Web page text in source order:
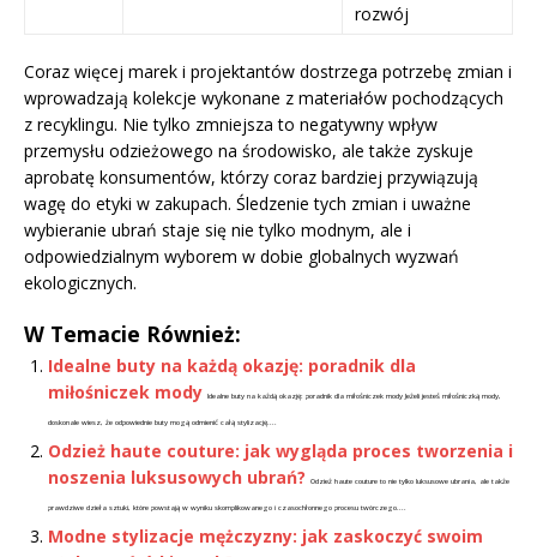
rozwój
Coraz więcej marek i projektantów dostrzega potrzebę zmian i
wprowadzają kolekcje wykonane z materiałów pochodzących
z recyklingu. Nie tylko zmniejsza to negatywny wpływ
przemysłu odzieżowego na środowisko, ale także zyskuje
aprobatę konsumentów, którzy coraz bardziej przywiązują
wagę do etyki w zakupach. Śledzenie tych zmian i uważne
wybieranie ubrań staje się nie tylko modnym, ale i
odpowiedzialnym wyborem w dobie globalnych wyzwań
ekologicznych.
W Temacie Również:
Idealne buty na każdą okazję: poradnik dla
miłośniczek mody Idealne buty na każdą okazję: poradnik dla miłośniczek mody Jeżeli jesteś miłośniczką mody,
doskonale wiesz, że odpowiednie buty mogą odmienić całą stylizację....
Odzież haute couture: jak wygląda proces tworzenia i
noszenia luksusowych ubrań?
Odzież haute couture to nie tylko luksusowe ubrania, ale także
prawdziwe dzieła sztuki, które powstają w wyniku skomplikowanego i czasochłonnego procesu twórczego....
Modne stylizacje mężczyzny: jak zaskoczyć swoim